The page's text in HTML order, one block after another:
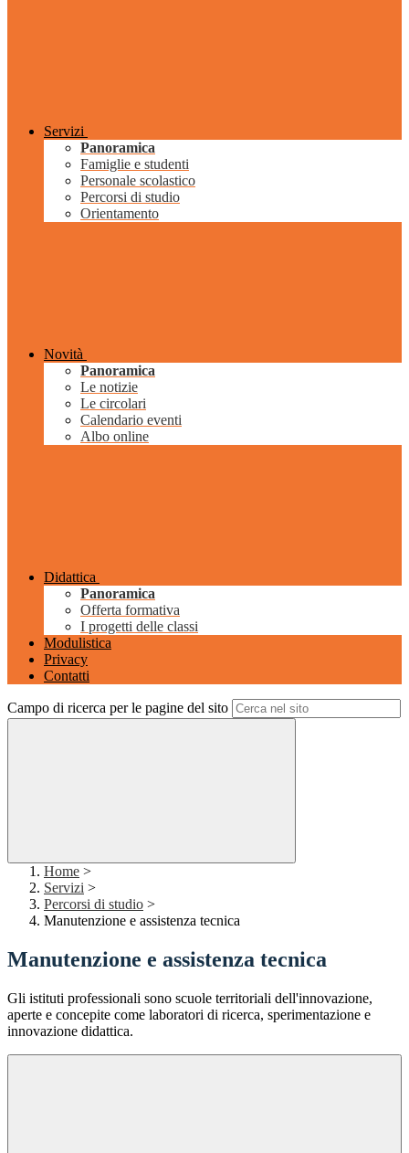
Servizi
Panoramica
Famiglie e studenti
Personale scolastico
Percorsi di studio
Orientamento
Novità
Panoramica
Le notizie
Le circolari
Calendario eventi
Albo online
Didattica
Panoramica
Offerta formativa
I progetti delle classi
Modulistica
Privacy
Contatti
Campo di ricerca per le pagine del sito
Home >
Servizi >
Percorsi di studio >
Manutenzione e assistenza tecnica
Manutenzione e assistenza tecnica
Gli istituti professionali sono scuole territoriali dell'innovazione,
aperte e concepite come laboratori di ricerca, sperimentazione e
innovazione didattica.